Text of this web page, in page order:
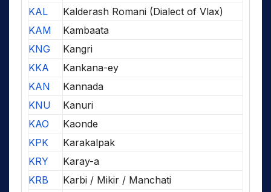
KAL
Kalderash Romani (Dialect of Vlax)
KAM
Kambaata
KNG
Kangri
KKA
Kankana-ey
KAN
Kannada
KNU
Kanuri
KAO
Kaonde
KPK
Karakalpak
KRY
Karay-a
KRB
Karbi / Mikir / Manchati